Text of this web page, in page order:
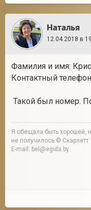
Наталья
12.04.2018 в
Фамилия и имя:
Контактный
Такой был номер.
Я обещала быть хорошей,
не получилось © Скарлетт
E-mail: bel@egida.by